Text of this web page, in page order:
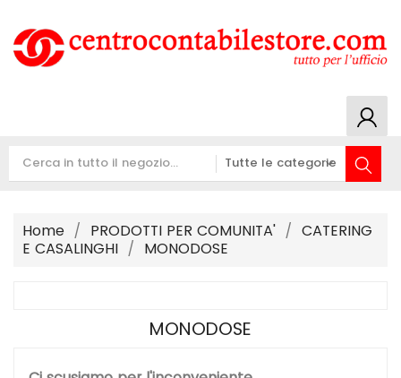
Home PRODOTTI PER COMUNITA'
CATERING
E CASALINGHI
MONODOSE
MONODOSE